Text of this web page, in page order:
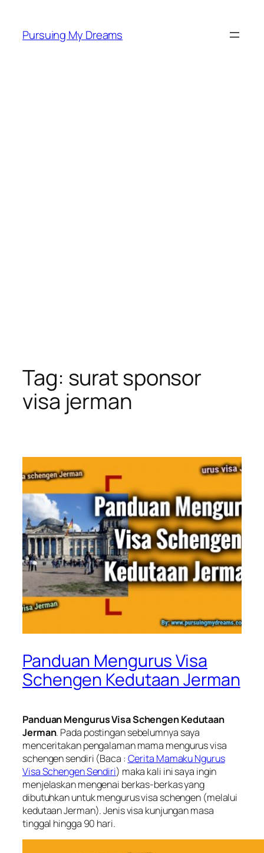
content
Pursuing My Dreams
Tag: surat sponsor
visa jerman
Panduan Mengurus Visa
Schengen Kedutaan Jerman
Panduan Mengurus Visa Schengen Kedutaan
Jerman. Pada postingan sebelumnya saya
menceritakan pengalaman mama mengurus visa
schengen sendiri (Baca : Cerita Mamaku Ngurus
Visa Schengen Sendiri) maka kali ini saya ingin
menjelaskan mengenai berkas-berkas yang
dibutuhkan untuk mengurus visa schengen (melalui
kedutaan Jerman). Jenis visa kunjungan masa
tinggal hingga 90 hari.